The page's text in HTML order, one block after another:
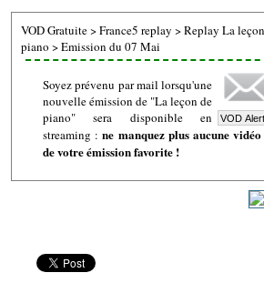
VOD Gratuite>France5 replay >Replay La
piano >Emission du 07 Mai
Soyez prévenu par mail lorsqu'une
nouvelle émission de "La leçon de
piano" sera disponible en
streaming :ne manquez plus aucune vidéo
de votre émission favorite !